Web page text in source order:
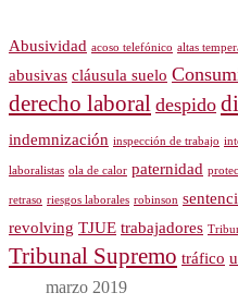
Abusividad acoso telefónico altas
abusivas cláusula suelo
derecho laboral despido
indemnización inspección de trabajo
laboralistas ola de calor paternidad
retraso riesgos laborales robinson
revolving TJUE trabajadores
Tribunal Supremo tráfico
marzo 2019